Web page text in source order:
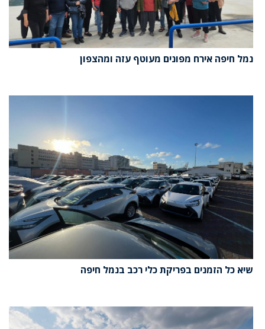
נמל חיפה אירח מפונים מעוטף עזה ומהצפון
שיא כל הזמנים בפריקת כלי רכב בנמל חיפה